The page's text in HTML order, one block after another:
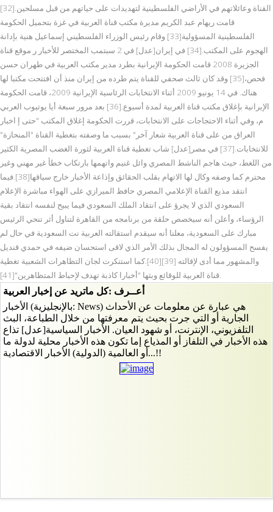
القناة وعائلاتهم في الأراضي الفلسطينية لتهديدات على حياتهم من قبل مسلحين.[32]
قامت ريهام عبد الكريم مديرة مكتب قناة العربية في غزة بتحميل الحكومة
الفلسطينية المسؤولية[33] وقام رئيس الوزراء الفلسطيني إسماعيل هنية بإدانة
الهجوم على المكتب.[34] في إيران[عدل] في 2 سبتمب المختصر للأخبار ر موقع قناة
الجزيرة 2008 قامت الحكومة الإيرانية بطرد مدير مكتب العربية في طهران حسن
فحص،[35] وقد كان ثالث صحفي للقناة يتم طرده من إيران منذ أن افتتحت مكتبا لها
هناك. في 14 يونيو 2009 أثناء الانتخابات الرئاسية الإيرانية 2009، قامت الحكومة
الإيرانية بإغلاق مكتب قناة العربية لمدة أسبوع.[36] بعد مرور سبعة أيا يوتيوب العربي
م، وفي أثناء الاحتجاجات على الانتخابات، قررت الحكومة إغلاق المكتب "حتى إ اخبار
العراق من على قناة العربية شعار آخر" بسبب ما وصفته بتغطية القناة "المنحازة"
للانتخابات.[37] في مصر[عدل] شاب تغطية قناة العربية لثورة الغضب المصرية الكثير
من اللغط، حيث هاجم الناشط المصري وائل غنيم واتهمها بارتكاب خطأ غير مهني وغير
محترم كما وصفه وكال لها الاتهام بقلب الحقائق وإذاعة الأخبار خارج سياقها[38].فيما
انتقد مذيع القناة الإعلامي المصري حافظ الميرازي على الهواء مباشرة الإعلام
السعودي الذي لا يجرؤ على انتقاد الملك السعودي فيما يبيح لنفسه انتقاد بقية
الرؤساء، وأعلن أنه سيخصص حلقة من برنامجه من القاهرة لتناول أثر تنحي الرئيس
مبارك على السعودية، معلنا أنه سيقدم استقالته العربية نت السعودية في حال لم
يفسح المسؤولون له المجال بذلك الأمر الذي لاقى استحسان ضيفه في حمدي قنديل
والمشهور مما أدى لإقالته [39][40].كما استنكرت لجان التظاهرات الشعبية تغطية
قناة العربية للوقائع وبثها "أخبارا كاذبة تهدف لإحباط المتظاهرين"[41].